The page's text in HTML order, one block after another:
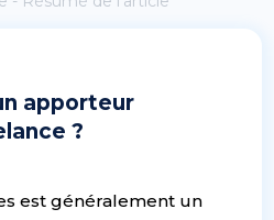
apporteur
?
est généralement un